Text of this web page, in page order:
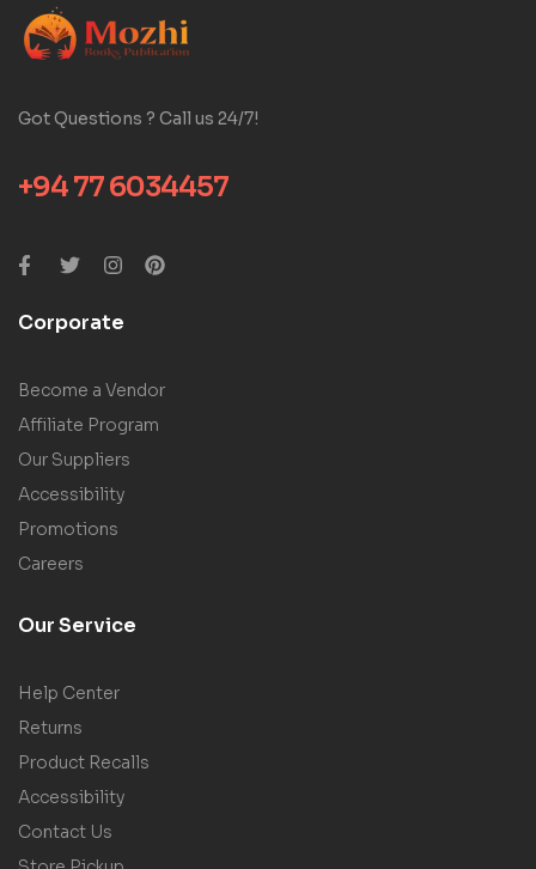
Got Questions ? Call us 24/7!
+94 77 6034457
Corporate
Become a Vendor
Affiliate Program
Our Suppliers
Accessibility
Promotions
Careers
Our Service
Help Center
Returns
Product Recalls
Accessibility
Contact Us